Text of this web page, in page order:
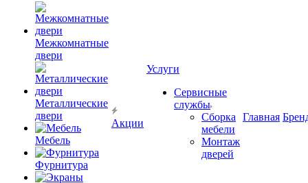
Межкомнатные
двери
Металлические
двери
Мебель
Фурнитура
Акции
Услуги
Сервисные
службы
Сборка
мебели
Монтаж
дверей
Главная